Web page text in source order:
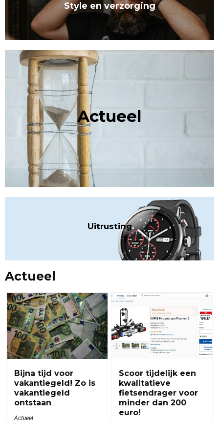
Style en verzorging
Actueel
Uitrusting
Actueel
Bijna tijd voor
vakantiegeld! Zo is
vakantiegeld
ontstaan
Actueel
Scoor tijdelijk een
kwalitatieve
fietsendrager voor
minder dan 200
euro!